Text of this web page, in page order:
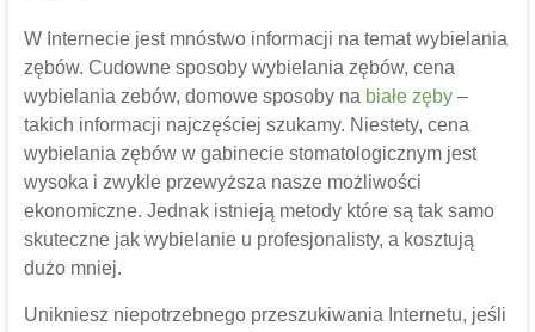
W Internecie jest mnóstwo informacji na temat wybielania
zębów. Cudowne sposoby wybielania zębów, cena
wybielania zebów, domowe sposoby na białe zęby–
takich informacji najczęściej szukamy. Niestety, cena
wybielania zębów w gabinecie stomatologicznym jest
wysoka i zwykle przewyższa nasze możliwości
ekonomiczne. Jednak istnieją metody które są tak samo
skuteczne jak wybielanie u profesjonalisty, a kosztują
dużo mniej.
Unikniesz niepotrzebnego przeszukiwania Internetu, jeśli